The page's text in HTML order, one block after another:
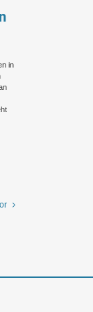
in